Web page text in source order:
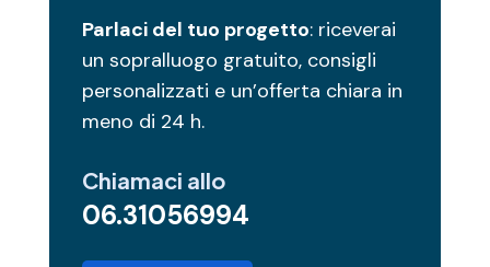
Parlaci del tuo progetto: riceverai
un sopralluogo gratuito, consigli
personalizzati e un’offerta chiara in
meno di 24 h.
Chiamaci allo
06.31056994